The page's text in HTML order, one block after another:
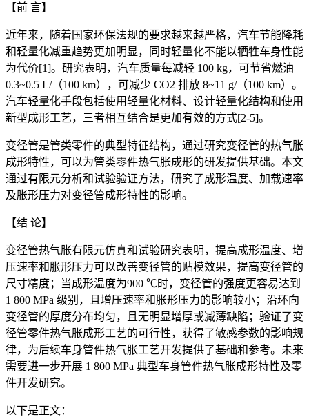
【前 言】
近年来，随着国家环保法规的要求越来越严格，汽车节能降耗
和轻量化减重趋势更加明显，同时轻量化不能以牺牲车身性能
为代价[1]。研究表明，汽车质量每减轻 100 kg，可节省燃油
0.3~0.5 L/（100 km），可减少 CO2 排放 8~11 g/（100 km）。
汽车轻量化手段包括使用轻量化材料、设计轻量化结构和使用
新型成形工艺，三者相互结合是更加有效的方式[2-5]。
变径管是管类零件的典型特征结构，通过研究变径管的热气胀
成形特性，可以为管类零件热气胀成形的研发提供基础。本文
通过有限元分析和试验验证方法，研究了成形温度、加载速率
及胀形压力对变径管成形特性的影响。
【结 论】
变径管热气胀有限元仿真和试验研究表明，提高成形温度、增
压速率和胀形压力可以改善变径管的贴模效果，提高变径管的
尺寸精度；当成形温度为900 ℃时，变径管的强度更容易达到
1 800 MPa 级别，且增压速率和胀形压力的影响较小；沿环向
变径管的厚度分布均匀，且无明显增厚或减薄缺陷；验证了变
径管零件热气胀成形工艺的可行性，获得了敏感参数的影响规
律，为后续车身管件热气胀工艺开发提供了基础和参考。未来
需要进一步开展 1 800 MPa 典型车身管件热气胀成形特性及零
件开发研究。
以下是正文：